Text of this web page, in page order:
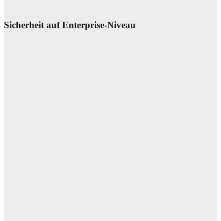
Sicherheit auf Enterprise-Niveau